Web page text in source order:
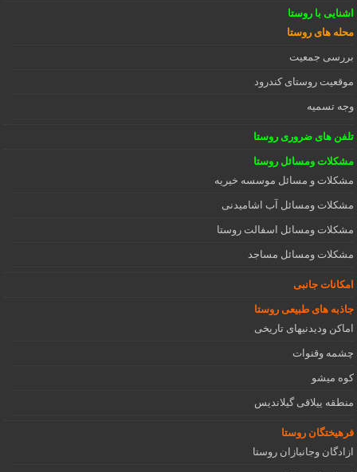
اشنایی با روستا
محله های روستا
بررسی جمعیت
موقعیت روستای کندرود
وجه تسمیه
تلفن های ضروری روستا
مشکلات ومسائل روستا
مشکلات و مسائل موسسه خیریه
مشکلات ومسائل آب اشامیدنی
مشکلات ومسائل اسفالت روستا
مشکلات ومسائل مساجد
امکانات جانبی
جاذبه های طبیعی روستا
اماکن ودیدنیهای تاریخی
چشمه وقنوات
کوه میشو
منطقه ییلاقی گیلاندیس
فرهیختگان روستا
ازادگان وجانبازان روستا